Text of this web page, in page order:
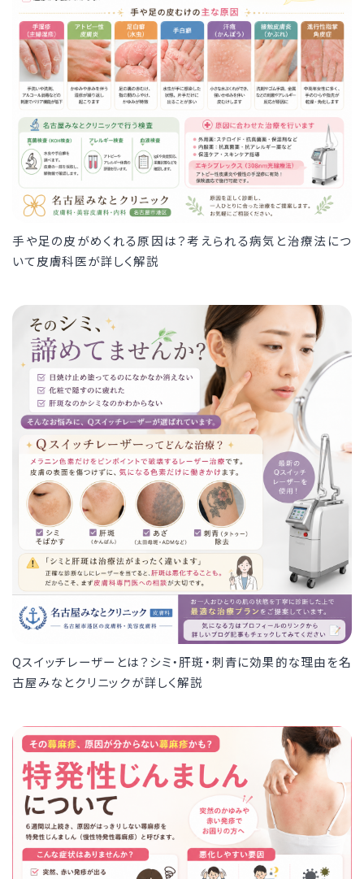
手や足の皮がめくれる原因は？考えられる病気と治療法につ
いて皮膚科医が詳しく解説
Qスイッチレーザーとは？シミ・肝斑・刺青に効果的な理由を名
古屋みなとクリニックが詳しく解説